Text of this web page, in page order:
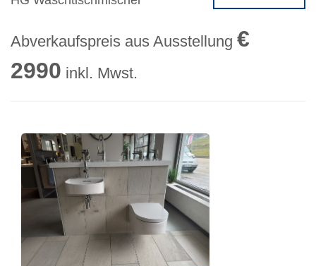
Abverkaufspreis aus Ausstellung €
2990 inkl. Mwst.